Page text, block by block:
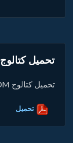
تحميل كتالوج
تحميل كتالوج DM
تحميل